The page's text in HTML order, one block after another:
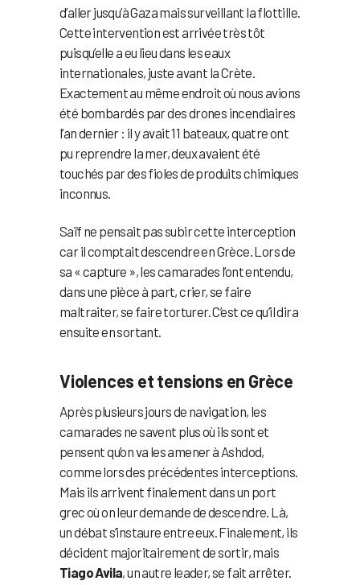
d’aller jusqu’à Gaza mais surveillant la flottille.
Cette intervention est arrivée très tôt
puisqu’elle a eu lieu dans les eaux
internationales, juste avant la Crète.
Exactement au même endroit où nous avions
été bombardés par des drones incendiaires
l’an dernier : il y avait 11 bateaux, quatre ont
pu reprendre la mer, deux avaient été
touchés par des fioles de produits chimiques
inconnus.
Saïf ne pensait pas subir cette interception
car il comptait descendre en Grèce. Lors de
sa « capture », les camarades l’ont entendu,
dans une pièce à part, crier, se faire
maltraiter, se faire torturer. C’est ce qu’il dira
ensuite en sortant.
Violences et tensions en Grèce
Après plusieurs jours de navigation, les
camarades ne savent plus où ils sont et
pensent qu’on va les amener à Ashdod,
comme lors des précédentes interceptions.
Mais ils arrivent finalement dans un port
grec où on leur demande de descendre. Là,
un débat s’instaure entre eux. Finalement, ils
décident majoritairement de sortir, mais
Tiago Avila, un autre leader, se fait arrêter.